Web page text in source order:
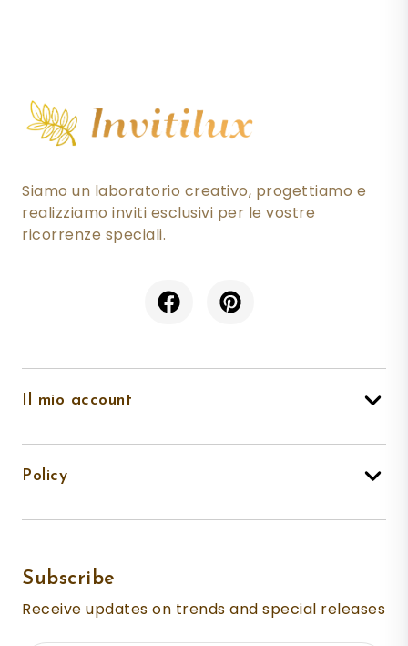
Siamo un laboratorio creativo, progettiamo e
realizziamo inviti esclusivi per le vostre
ricorrenze speciali.
Il mio account
Policy
Subscribe
Receive updates on trends and special releases